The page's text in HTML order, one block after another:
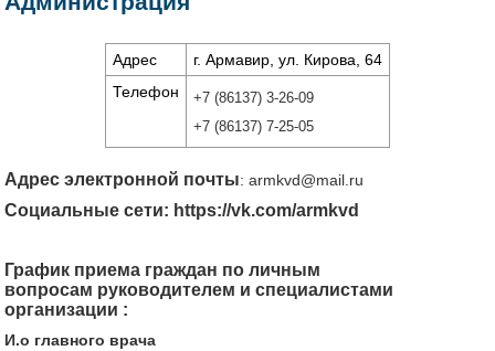
Адрес
г. Армавир, ул. Кирова, 64
Телефон
+7 (86137) 3-26-09
+7 (86137) 7-25-05
Адрес электронной почты:armkvd@mail.ru
Социальные сети: https://vk.com/armkvd
График приема граждан по личным
вопросам руководителем и специалистами
организации :
И.о главного врача